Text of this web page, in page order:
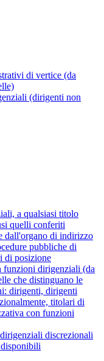
di vertice (da
(dirigenti non
a qualsiasi titolo
quelli conferiti
dall'organo di indirizzo
pubbliche di
di posizione
funzioni dirigenziali (da
che distinguano le
dirigenti, dirigenti
titolari di
con funzioni
discrezionali